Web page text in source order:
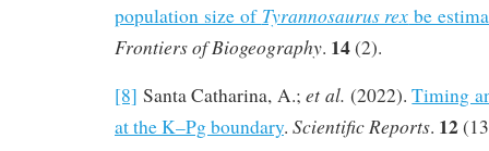
population size of Tyrannosaurus rex be
Frontiers of Biogeography. 14(2).
[8] Santa Catharina, A.;et al. (2022).Timing
at the K–Pg boundary. Scientific Reports. 12